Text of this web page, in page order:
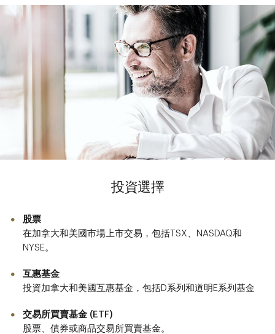
投資選擇
股票
在加拿大和美國市場上市交易，包括TSX、NASDAQ和
NYSE。
互惠基金
投資加拿大和美國互惠基金，包括D系列和道明E系列基金
交易所買賣基金 (ETF)
股票、債券或商品交易所買賣基金。